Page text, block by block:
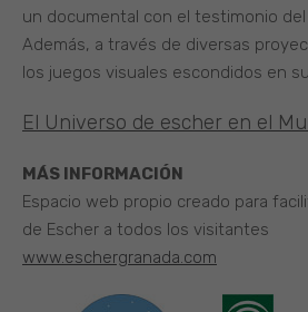
un documental con el testimonio
Además, a través de diversas
los juegos visuales escondidos en
El Universo de escher en el
MÁS INFORMACIÓN
Espacio web propio creado para
de Escher a todos los visitantes
www.eschergranada.com